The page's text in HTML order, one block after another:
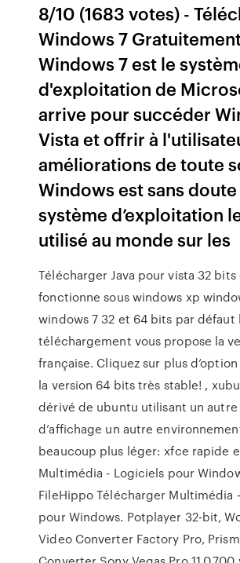
8/10 (1683 votes) -
Windows 7
Windows 7 est le
d'exploitation de
arrive pour succéder
Vista et offrir à
améliorations de toute
Windows est sans
système d’exploitation
utilisé au monde sur les
Télécharger Java pour vista 32
fonctionne sous windows xp
windows 7 32 et 64 bits par défaut
téléchargement vous propose la
française. Cliquez sur plus
la version 64 bits très stable! ,
dérivé de ubuntu utilisant un autre
d’affichage un autre
beaucoup plus léger: xfce rapide
Multimédia - Logiciels pour
FileHippo Télécharger Multimédia
pour Windows. Potplayer 32-bit,
Video Converter Factory Pro,